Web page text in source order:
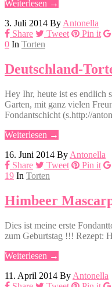
Weiterlesen →
3. Juli 2014 By Antonella
Share
Tweet Pin it
0 In Torten
Deutschland-
Hey Ihr, heute ist es endlich
Garten, mit ganz vielen
Fondantschicht (s.http://
Weiterlesen →
16. Juni 2014 By Antonella
Share
Tweet Pin it
19 In Torten
Himbeer
Dies ist meine erste
zum Geburtstag !!! Rezept:
Weiterlesen →
11. April 2014 By Antonella